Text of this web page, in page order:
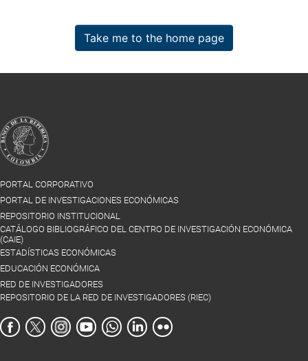
Take me to the home page
PORTAL CORPORATIVO
PORTAL DE INVESTIGACIONES ECONÓMICAS
REPOSITORIO INSTITUCIONAL
CATÁLOGO BIBLIOGRÁFICO DEL CENTRO DE INVESTIGACIÓN ECONÓMICA
(CAIE)
ESTADÍSTICAS ECONÓMICAS
EDUCACIÓN ECONÓMICA
RED DE INVESTIGADORES
REPOSITORIO DE LA RED DE INVESTIGADORES (RIEC)